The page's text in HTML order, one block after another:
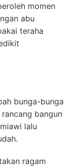
momen
abu
teraha
bunga-bunga
bangun
lalu
ragam